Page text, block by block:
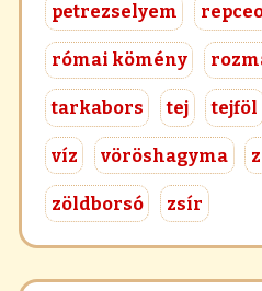
petrezselyem
római kömény
tarkabors tej tejföl
víz vöröshagyma
zöldborsó zsír